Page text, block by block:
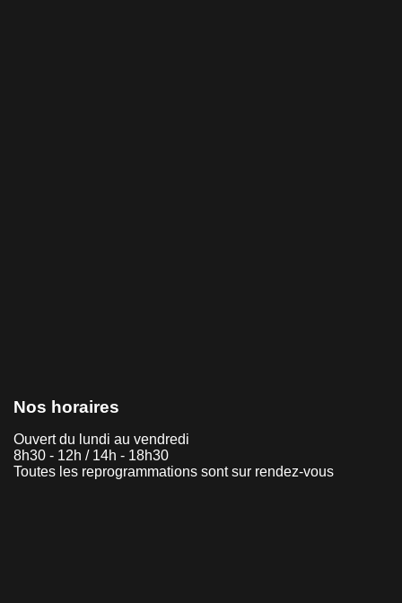
Nos horaires
Ouvert du lundi au vendredi
8h30 - 12h / 14h - 18h30
Toutes les reprogrammations sont sur rendez-vous